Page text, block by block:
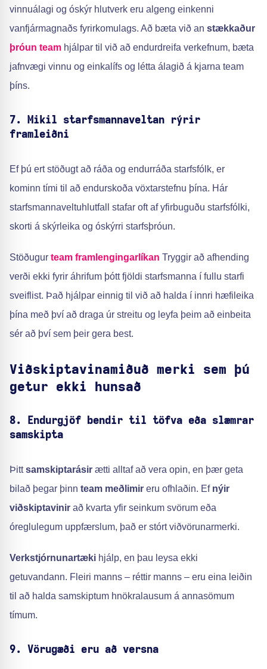
vinnuálagi og óskýr hlutverk eru algeng einkenni
vanfjármagnaðs fyrirkomulags. Að bæta við an stækkaður
þróun team hjálpar til við að endurdreifa verkefnum, bæta
jafnvægi vinnu og einkalífs og létta álagið á kjarna team
þíns.
7. Mikil starfsmannaveltan rýrir
framleiðni
Ef þú ert stöðugt að ráða og endurráða starfsfólk, er
kominn tími til að endurskoða vöxtarstefnu þína. Hár
starfsmannaveltu­hlutfall stafar oft af yfirbuguðu starfsfólki,
skorti á skýrleika og óskýrri starfsþróun.
Stöðugur team framlengingarlíkan Tryggir að afhending
verði ekki fyrir áhrifum þótt fjöldi starfsmanna í fullu starfi
sveiflist. Það hjálpar einnig til við að halda í innri hæfileika
þína með því að draga úr streitu og leyfa þeim að einbeita
sér að því sem þeir gera best.
Viðskiptavinamiðuð merki sem þú
getur ekki hunsað
8. Endurgjöf bendir til töfva eða slæmrar
samskipta
Þittsamskiptarásir ætti alltaf að vera opin, en þær geta
bilað þegar þinn team meðlimir eru ofhlaðin. Ef nýir
viðskiptavinir að kvarta yfir seinkum svörum eða
óreglulegum uppfærslum, það er stórt viðvörunarmerki.
Verkstjórnunartæki hjálp, en þau leysa ekki
getuvandann. Fleiri manns – réttir manns – eru eina leiðin
til að halda samskiptum hnökralausum á annasömum
tímum.
9. Vörugæði eru að versna